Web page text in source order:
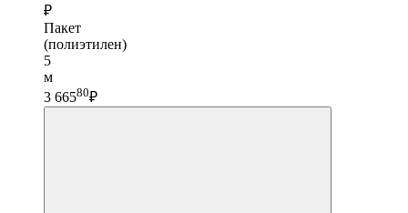
₽
Пакет
(полиэтилен)
5
м
3 66580₽